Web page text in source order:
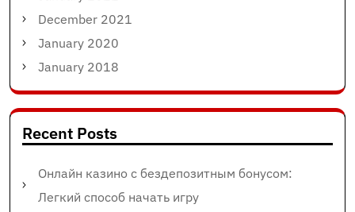
December 2021
January 2020
January 2018
Recent Posts
Онлайн казино с бездепозитным бонусом:
Легкий способ начать игру